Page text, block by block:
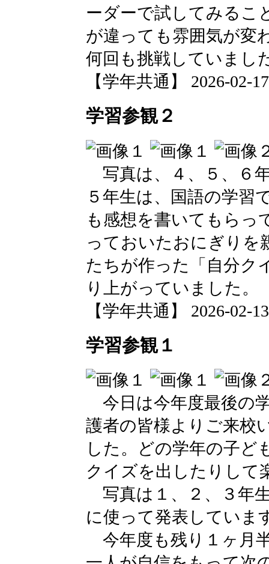
ーダーで試してみるこ
が違っても雰囲気が変
何回も挑戦していまし
【学年共通】 2026-02-
学習参観２
写真は、４、５、６
５年生は、国語の学習
も感想を書いてもらっ
っておいたおにぎりを
たちが作った「自分ク
り上がっていました。
【学年共通】 2026-02-
学習参観１
今日は今年度最後の
護者の皆様よりご来校
した。どの学年の子ど
クイズを出したりして
写真は１、２、３年
に使って発表してい
今年度も残り１ヶ月